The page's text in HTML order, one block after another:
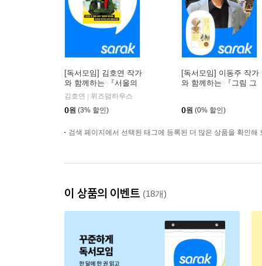
[독서모임] 김호연 작가
와 함께하는 『서울의
선인』 북토크
김호연
위즈덤하우스
0원 (3% 할인)
[독서모임] 이동주 작가
와 함께하는 『그림 그
0원 (0% 할인)
검색 페이지에서 선택된 태그에 등록된 더 많은 상품을 확인해
이 상품의 이벤트 (18개)